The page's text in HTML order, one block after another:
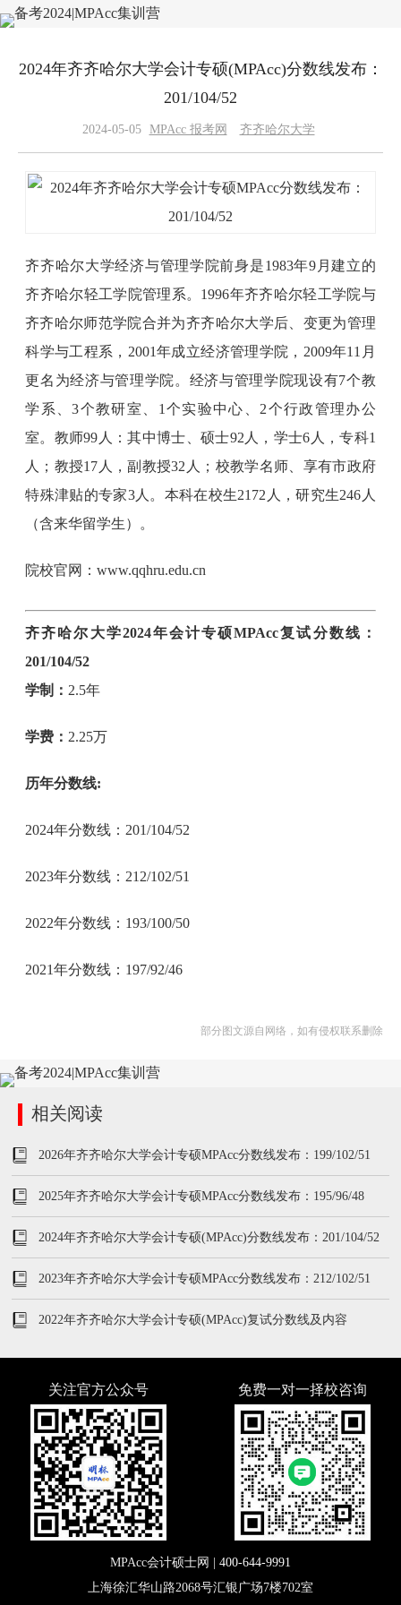
2024年齐齐哈尔大学会计专硕(MPAcc)分数线发布：
201/104/52
2024-05-05 MPAcc 报考网 齐齐哈尔大学
齐齐哈尔大学经济与管理学院前身是1983年9月建立的
齐齐哈尔轻工学院管理系。1996年齐齐哈尔轻工学院与
齐齐哈尔师范学院合并为齐齐哈尔大学后、变更为管理
科学与工程系，2001年成立经济管理学院，2009年11月
更名为经济与管理学院。经济与管理学院现设有7个教
学系、3个教研室、1个实验中心、2个行政管理办公
室。教师99人：其中博士、硕士92人，学士6人，专科1
人；教授17人，副教授32人；校教学名师、享有市政府
特殊津贴的专家3人。本科在校生2172人，研究生246人
（含来华留学生）。
院校官网：www.qqhru.edu.cn
齐齐哈尔大学2024年会计专硕MPAcc复试分数线：
201/104/52
学制： 2.5年
学费： 2.25万
历年分数线:
2024年分数线：201/104/52
2023年分数线：212/102/51
2022年分数线：193/100/50
2021年分数线：197/92/46
部分图文源自网络，如有侵权联系删除
相关阅读
2026年齐齐哈尔大学会计专硕MPAcc分数线发布：199/102/51
2025年齐齐哈尔大学会计专硕MPAcc分数线发布：195/96/48
2024年齐齐哈尔大学会计专硕(MPAcc)分数线发布：201/104/52
2023年齐齐哈尔大学会计专硕MPAcc分数线发布：212/102/51
2022年齐齐哈尔大学会计专硕(MPAcc)复试分数线及内容
关注官方公众号 免费一对一择校咨询
MPAcc会计硕士网 | 400-644-9991
上海徐汇华山路2068号汇银广场7楼702室